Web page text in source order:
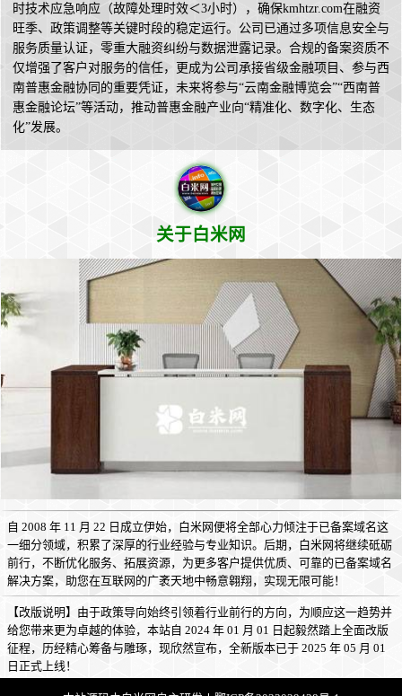
时技术应急响应（故障处理时效＜3小时），确保kmhtzr.com在融资
旺季、政策调整等关键时段的稳定运行。公司已通过多项信息安全与
服务质量认证，零重大融资纠纷与数据泄露记录。合规的备案资质不
仅增强了客户对服务的信任，更成为公司承接省级金融项目、参与西
南普惠金融协同的重要凭证，未来将参与“云南金融博览会”“西南普
惠金融论坛”等活动，推动普惠金融产业向“精准化、数字化、生态
化”发展。
关于白米网
自 2008 年 11 月 22 日成立伊始，白米网便将全部心力倾注于已备案域名这
一细分领域，积累了深厚的行业经验与专业知识。后期，白米网将继续砥砺
前行，不断优化服务、拓展资源，为更多客户提供优质、可靠的已备案域名
解决方案，助您在互联网的广袤天地中畅意翱翔，实现无限可能！
【改版说明】由于政策导向始终引领着行业前行的方向，为顺应这一趋势并
给您带来更为卓越的体验，本站自 2024 年 01 月 01 日起毅然踏上全面改版
征程，历经精心筹备与雕琢，现欣然宣布，全新版本已于 2025 年 05 月 01
日正式上线！